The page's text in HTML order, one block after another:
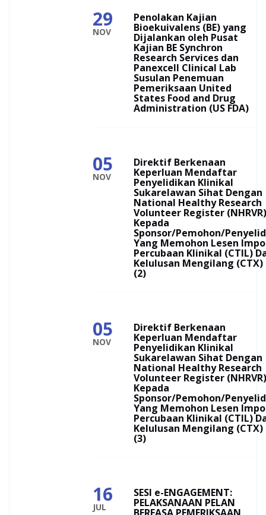
29
NOV
Penolakan Kajian
Bioekuivalens (BE) yang
Dijalankan oleh Pusat
Kajian BE Synchron
Research Services dan
Panexcell Clinical Lab
Susulan Penemuan
Pemeriksaan United
States Food and Drug
Administration (US FDA)
05
NOV
Direktif Berkenaan
Keperluan Mendaftar
Penyelidikan Klinikal
Sukarelawan Sihat Dengan
National Healthy Research
Volunteer Register (NHRVR)
Kepada
Sponsor/Pemohon/
Yang Memohon Lesen
Percubaan Klinikal (CTIL)
Kelulusan Mengilang (CTX)
(2)
05
NOV
Direktif Berkenaan
Keperluan Mendaftar
Penyelidikan Klinikal
Sukarelawan Sihat Dengan
National Healthy Research
Volunteer Register (NHRVR)
Kepada
Sponsor/Pemohon/
Yang Memohon Lesen
Percubaan Klinikal (CTIL)
Kelulusan Mengilang (CTX)
(3)
16
JUL
SESI e-ENGAGEMENT:
PELAKSANAAN PELAN